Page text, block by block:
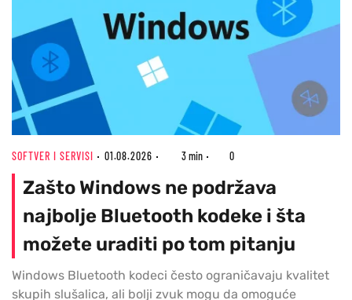
SOFTVER I SERVISI 01.08.2026 3 min 0
Zašto Windows ne podržava
najbolje Bluetooth kodeke i šta
možete uraditi po tom pitanju
Windows Bluetooth kodeci često ograničavaju kvalitet
skupih slušalica, ali bolji zvuk mogu da omoguće